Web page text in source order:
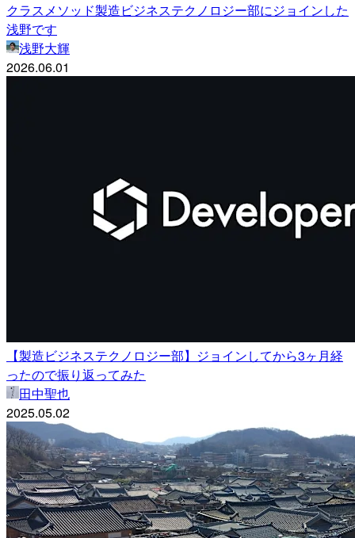
クラスメソッド製造ビジネステクノロジー部にジョインした
浅野です
浅野大輝
2026.06.01
【製造ビジネステクノロジー部】ジョインしてから3ヶ月経
ったので振り返ってみた
田中聖也
2025.05.02